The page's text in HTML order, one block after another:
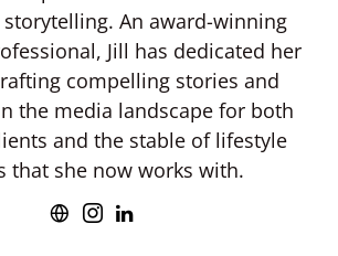
An award-winning
Jill has dedicated her
compelling stories and
the media landscape for both
and the stable of lifestyle
that she now works with.